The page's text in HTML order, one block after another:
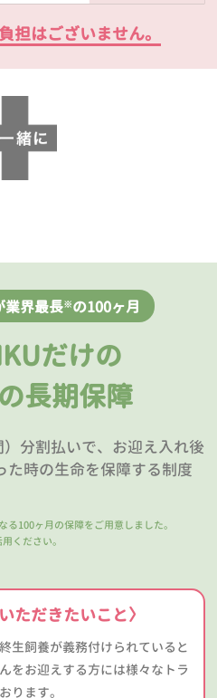
担はございません。
業界最長※の100ヶ月
だけの
長期保障
分割払いで、お迎え入れ後
た時の生命を保障する制度
る100ヶ月の保障をご用意しました。
ください。
ただきたいこと〉
生飼養が義務付けられていると
をお迎えする方には様々なトラ
ります。